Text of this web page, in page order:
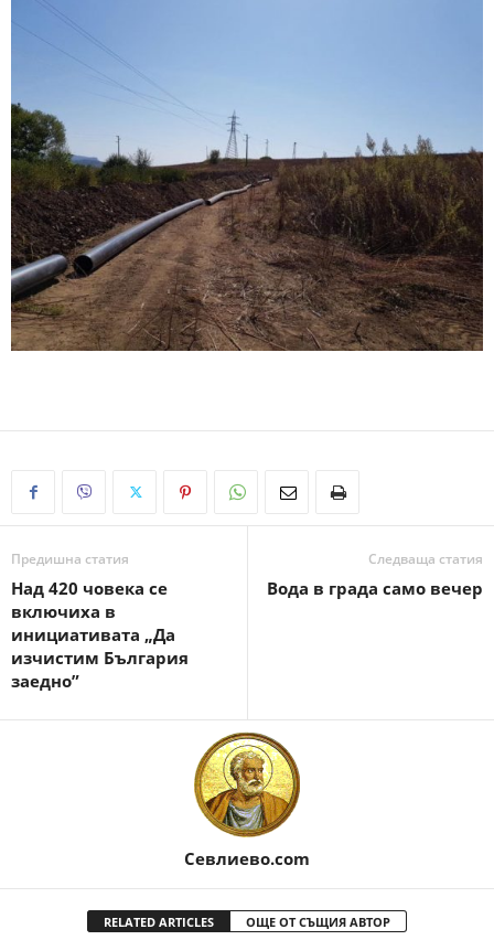
Предишна статия
Над 420 човека се
включиха в
инициативата „Да
изчистим България
заедно”
Следваща статия
Вода в града само вечер
Севлиево.com
RELATED ARTICLES ОЩЕ ОТ СЪЩИЯ АВТОР